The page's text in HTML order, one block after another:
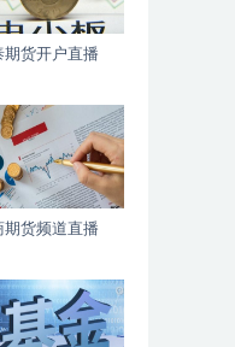
期货开户直播
期货频道直播